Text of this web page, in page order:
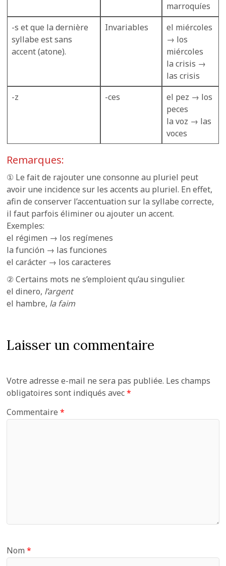
marroquíes
-s et que la dernière
syllabe est sans
accent (atone).
Invariables
el miércoles
→ los
miércoles
la crisis →
las crisis
-z
-ces
el pez → los
peces
la voz → las
voces
Remarques:
① Le fait de rajouter une consonne au pluriel peut
avoir une incidence sur les accents au pluriel. En effet,
afin de conserver l’accentuation sur la syllabe correcte,
il faut parfois éliminer ou ajouter un accent.
Exemples:
el régimen → los regímenes
la función → las funciones
el carácter → los caracteres
② Certains mots ne s’emploient qu’au singulier.
el dinero, l’argent
el hambre, la faim
Laisser un commentaire
Votre adresse e-mail ne sera pas publiée. Les champs
obligatoires sont indiqués avec*
Commentaire*
Nom*